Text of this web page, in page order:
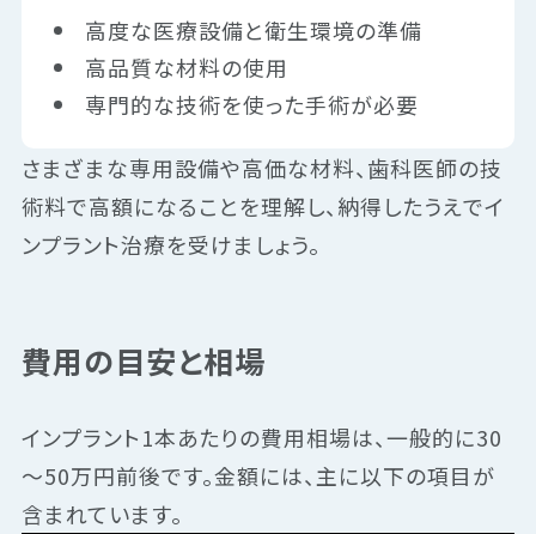
高度な医療設備と衛生環境の準備
高品質な材料の使用
専門的な技術を使った手術が必要
さまざまな専用設備や高価な材料、歯科医師の技
術料で高額になることを理解し、納得したうえでイ
ンプラント治療を受けましょう。
費用の目安と相場
インプラント1本あたりの費用相場は、一般的に30
～50万円前後です。金額には、主に以下の項目が
含まれています。